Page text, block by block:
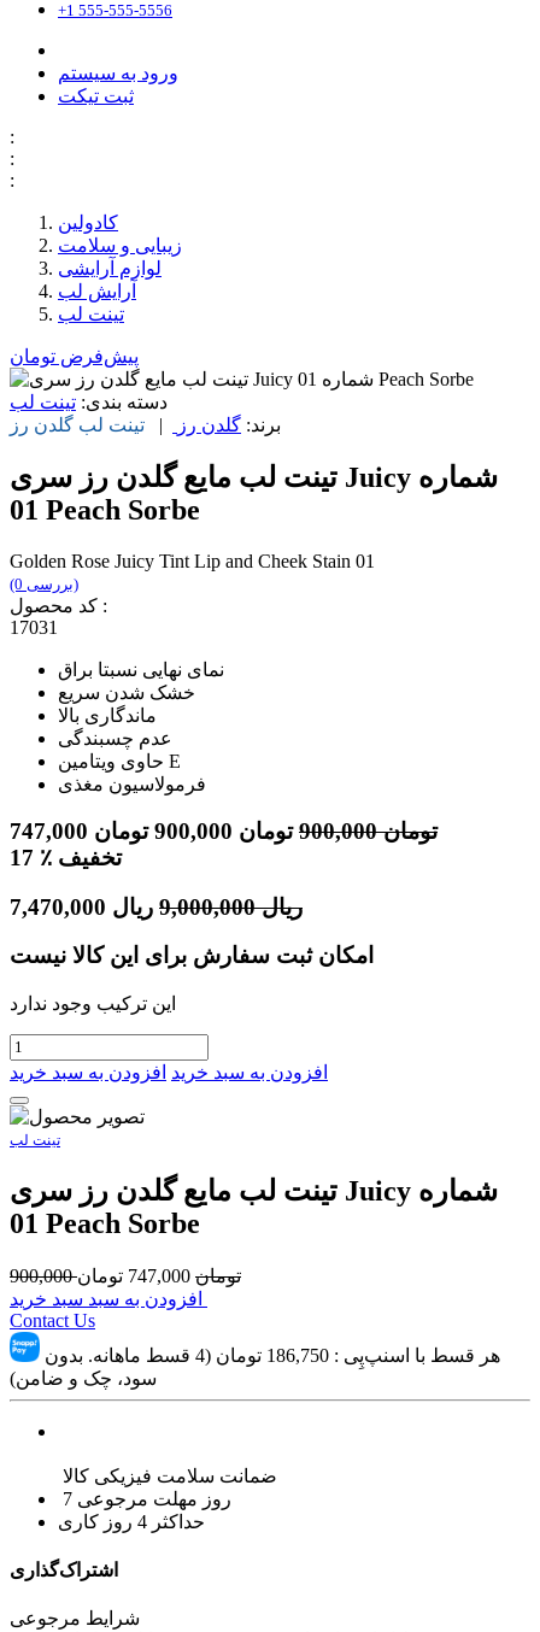
+1 555-555-5556
ورود به سیستم
ثبت تیکت
:
:
:
کادولین
زیبایی و سلامت
لوازم آرایشی
آرایش لب
تینت لب
پیش‌فرض تومان
دسته بندی: تینت لب
برند: گلدن رز | تینت لب گلدن رز
تینت لب مایع گلدن رز سری Juicy شماره
01 Peach Sorbe
Golden Rose Juicy Tint Lip and Cheek Stain 01
(0 بررسی)
کد محصول :
17031
نمای نهایی نسبتا براق
خشک شدن سریع
ماندگاری بالا
عدم چسبندگی
حاوی ویتامین E
فرمولاسیون مغذی
747,000 تومان 900,000تومان 900,000 تومان
17
٪ تخفیف
7,470,000 ریال 9,000,000 ریال
امکان ثبت سفارش برای این کالا نیست
این ترکیب وجود ندارد
افزودن به سبد خرید افزودن به سبد خرید
تینت لب
تینت لب مایع گلدن رز سری Juicy شماره
01 Peach Sorbe
900,000 تومان 747,000 تومان
Contact Us
هر قسط با اسنپ‌پِی : 186,750
تومان (4 قسط ماهانه. بدون
سود، چک و ضامن)
ضمانت سلامت فیزیکی کالا
7 روز مهلت مرجوعی
حداکثر 4 روز کاری
اشتراک‌گذاری
شرایط مرجوعی